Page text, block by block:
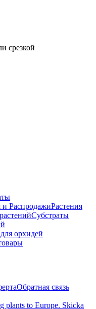
срезкой
РаспродажиРастения
Субстраты
орхидей
Обратная связь
plants to Europe. Skicka